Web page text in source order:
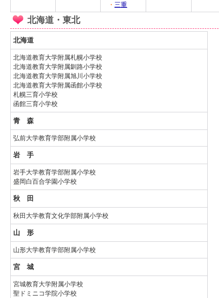
・ 三重
北海道・東北
北海道
北海道教育大学附属札幌小学校
北海道教育大学附属釧路小学校
北海道教育大学附属旭川小学校
北海道教育大学附属函館小学校
札幌三育小学校
函館三育小学校
青 森
弘前大学教育学部附属小学校
岩 手
岩手大学教育学部附属小学校
盛岡白百合学園小学校
秋 田
秋田大学教育文化学部附属小学校
山 形
山形大学教育学部附属小学校
宮 城
宮城教育大学附属小学校
聖ドミニコ学院小学校